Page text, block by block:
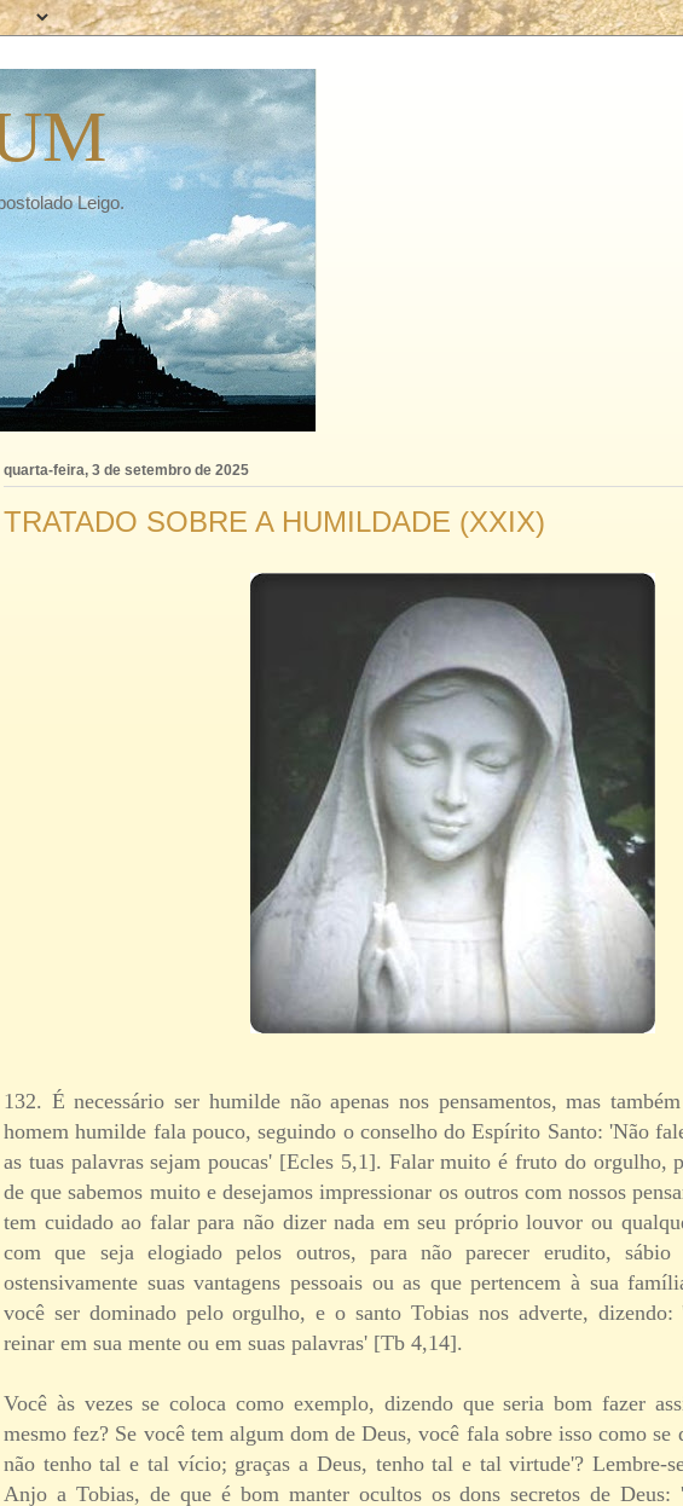
Leigo.
quarta-feira, 3 de setembro de 2025
TRATADO SOBRE A HUMILDADE (XXIX)
132. É necessário ser humilde não apenas nos pensamentos, mas
homem humilde fala pouco, seguindo o conselho do Espírito Santo: 'Não
as tuas palavras sejam poucas' [Ecles 5,1]. Falar muito é fruto do orgulho,
de que sabemos muito e desejamos impressionar os outros com nossos
tem cuidado ao falar para não dizer nada em seu próprio louvor ou
com que seja elogiado pelos outros, para não parecer erudito,
ostensivamente suas vantagens pessoais ou as que pertencem à sua
você ser dominado pelo orgulho, e o santo Tobias nos adverte,
reinar em sua mente ou em suas palavras' [Tb 4,14].
Você às vezes se coloca como exemplo, dizendo que seria bom fazer
mesmo fez? Se você tem algum dom de Deus, você fala sobre isso como se
não tenho tal e tal vício; graças a Deus, tenho tal e tal virtude'? Lembre-
Anjo a Tobias, de que é bom manter ocultos os dons secretos de Deus: